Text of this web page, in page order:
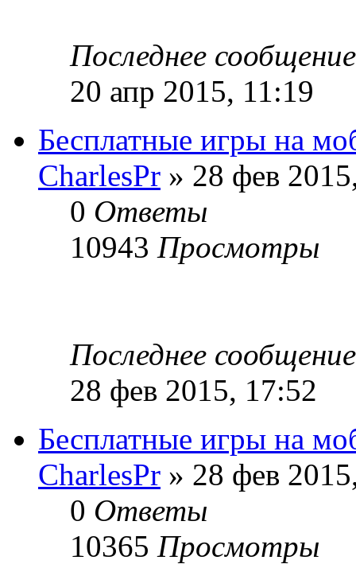
Последнее
20 апр 2015, 11:19
Бесплатные игры на
CharlesPr » 28 фев
0 Ответы
10943 Просмотры
Последнее
28 фев 2015, 17:52
Бесплатные игры на
CharlesPr » 28 фев
0 Ответы
10365 Просмотры